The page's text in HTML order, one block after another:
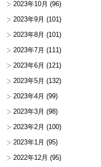
2023年10月 (96)
2023年9月 (101)
2023年8月 (101)
2023年7月 (111)
2023年6月 (121)
2023年5月 (132)
2023年4月 (99)
2023年3月 (98)
2023年2月 (100)
2023年1月 (95)
2022年12月 (95)